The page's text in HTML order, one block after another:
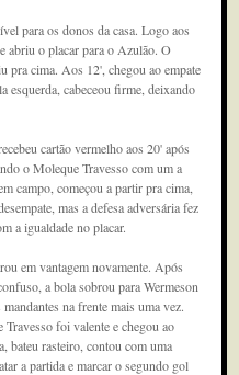
para os donos da casa. Logo aos
abriu o placar para o Azulão. O
pra cima. Aos 12', chegou ao empate
esquerda, cabeceou firme, deixando
cartão vermelho aos 20' após
o Moleque Travesso com um a
campo, começou a partir pra cima,
mas a defesa adversária fez
a igualdade no placar.
em vantagem novamente. Após
a bola sobrou para Wermeson
na frente mais uma vez.
foi valente e chegou ao
bateu rasteiro, contou com uma
a partida e marcar o segundo gol